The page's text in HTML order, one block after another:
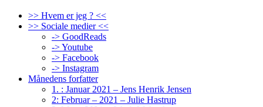
>> Hvem er jeg ? <<
>> Sociale medier <<
-> GoodReads
-> Youtube
-> Facebook
-> Instagram
Månedens forfatter
1. : Januar 2021 – Jens Henrik Jensen
2: Februar – 2021 – Julie Hastrup